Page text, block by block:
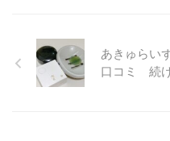
あきゅらい
口コミ 続